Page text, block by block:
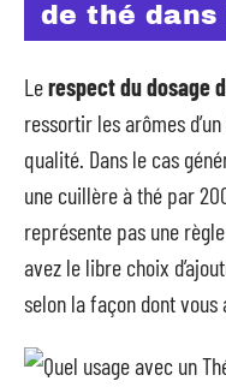
de thé
Lerespect du dosage
ressortir les arômes
qualité. Dans le cas
une cuillère à thé par
représente pas une
avez le libre choix
selon la façon dont vous